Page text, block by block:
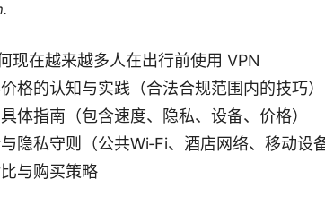
现在越来越多人在出行前使用 VPN
格的认知与实践（合法合规范围内的技巧）
体指南（包含速度、隐私、设备、价格）
隐私守则（公共Wi‑Fi、酒店网络、移动设备
与购买策略